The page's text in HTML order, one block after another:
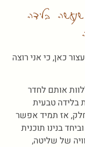
בלידה
כאן, כי אני רוצה
ללוות אותם לחדר
בלידה טבעית
אז תמיד אפשר
בנינו תוכנית
של שליטה,